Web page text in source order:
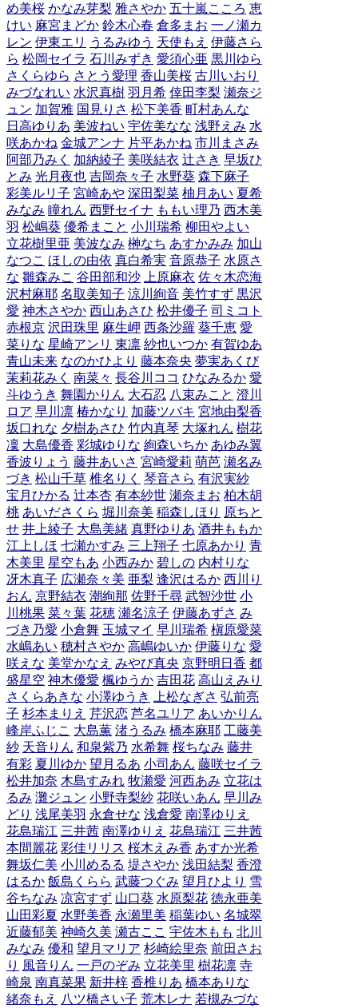
め美桜 かなみ芽梨 雅さやか 五十嵐こころ 恵
けい 麻宮まどか 鈴木心春 倉多まお 一ノ瀬カ
レン 伊東エリ うるみゆう 天使もえ 伊藤さら
ら 松岡セイラ 石川みずき 愛須心亜 黒川ゆら
さくらゆら さとう愛理 香山美桜 古川いおり
みづなれい 水沢真樹 羽月希 倖田李梨 瀬奈ジ
ュン 加賀雅 国見りさ 松下美香 町村あんな
日高ゆりあ 美波ねい 宇佐美なな 浅野えみ 水
咲あかね 金城アンナ 片平あかね 市川まさみ
阿部乃みく
加納綾子 美咲結衣 辻さき 早坂ひ
とみ 光月夜也 吉岡奈々子 水野葵 森下麻子
彩美ルリ子 宮崎あや 深田梨菜 柚月あい 夏希
みなみ 瞳れん 西野セイナ ももい理乃 西木美
羽 松嶋葵 優希まこと 小川瑞希 柳田やよい
立花樹里亜 美波なみ 榊なち あすかみみ 加山
なつこ ほしの由依 真白希実 音原恭子 水原さ
な 雛森みこ 谷田部和沙 上原麻衣 佐々木恋海
沢村麻耶 名取美知子 涼川絢音 美竹すず 黒沢
愛 神木さやか 西山あさひ 松井優子 司ミコト
赤根京 沢田珠里 麻生岬 西条沙羅 葵千恵 愛
菜りな 星崎アンリ 東凛 紗也いつか 有賀ゆあ
青山未来 なのかひより 藤本奈央 夢実あくび
茉莉花みく 南菜々 長谷川ココ ひなみるか 愛
斗ゆうき 舞園かりん 大石忍 八束みこと 澄川
ロア 早川凛 椿かなり 加藤ツバキ 宮地由梨香
坂口れな 夕樹あさひ 竹内真琴 大塚れん 樹花
凜 大島優香 彩城ゆりな 絢森いちか あゆみ翼
香波りょう 藤井あいさ 宮崎愛莉 萌芭 瀬名み
づき 松山千草 椎名りく 琴音さら 有沢実紗
宝月ひかる 辻本杏 有本紗世 瀬奈まお 柏木胡
桃 あいださくら 堀川奈美 稲森しほり 原ちと
せ 井上綾子 大島美緒 真野ゆりあ 酒井ももか
江上しほ 七瀬かすみ 三上翔子 七原あかり 青
木美里 星空もあ 小西みか 碧しの 内村りな
冴木真子 広瀬奈々美 亜梨 逢沢はるか 西川り
おん 京野結衣 潮絢那 佐野千尋 武智沙世 小
川桃果 菜々葉 花穂 瀬名涼子 伊藤あずさ み
づき乃愛 小倉舞 玉城マイ 早川瑞希 槇原愛菜
水嶋あい 穂村さやか 高嶋ゆいか 伊藤りな 愛
咲えな 美堂かなえ みやび真央 京野明日香 都
盛星空 神木優愛 楓ゆうか 吉田花 高山えみり
さくらあきな 小澤ゆうき 上松なぎさ 弘前亮
子 杉本まりえ 芹沢恋 芦名ユリア あいかりん
峰岸ふじこ 大島薫 渚うるみ 橋本麻耶 工藤美
紗 天音りん 和泉紫乃 水希舞 桜ちなみ 藤井
有彩 夏川ゆか 望月るあ 小司あん 藤咲セイラ
松井加奈 木島すみれ 牧瀬愛 河西あみ 立花は
るみ 灘ジュン 小野寺梨紗 花咲いあん 早川み
どり 浅尾美羽 永倉せな 浅倉愛 南澤ゆりえ
花島瑞江 三井茜 南澤ゆりえ 花島瑞江 三井茜
本間麗花 彩佳リリス 桜木えみ香 あすか光希
舞坂仁美 小川めるる 堤さやか 浅田結梨 香澄
はるか 飯島くらら 武藤つぐみ 望月ひより 雪
谷ちなみ 凉宮すず 山口葵 水原梨花 徳永亜美
山田彩夏 水野美香 永瀬里美 稲葉ゆい 名城翠
近藤郁美 神崎久美 瀬古ここ 宇佐木もも 北川
みなみ 優和 望月マリア 杉崎絵里奈 前田さお
り 風音りん 一戸のぞみ 立花美里 樹花凛 寺
崎泉 南真菜果 新井梓 香椎りあ 橋本ありな
緒奈もえ
八ツ橋さい子 荒木レナ 若槻みづな